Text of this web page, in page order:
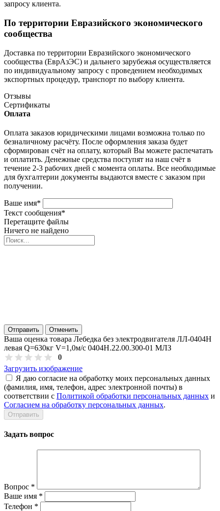
запросу клиента.
По территории Евразийского экономического
сообщества
Доставка по территории Евразийского экономического
сообщества (ЕврАзЭС) и дальнего зарубежья осуществляется
по индивидуальному запросу с проведением необходимых
экспортных процедур, транспорт по выбору клиента.
Отзывы
Сертификаты
Оплата
Оплата заказов юридическими лицами возможна только по
безналичному расчёту. После оформления заказа будет
сформирован счёт на оплату, который Вы можете распечатать
и оплатить. Денежные средства поступят на наш счёт в
течение 2-3 рабочих дней с момента оплаты. Все необходимые
для бухгалтерии документы выдаются вместе с заказом при
получении.
Ваше имя*
Текст сообщения*
Перетащите файлы
Ничего не найдено
Отправить Отменить
Ваша оценка товара Лебедка без электродвигателя ЛЛ-0404Н
левая Q=630кг V=1,0м/с 0404Н.22.00.300-01 МЛЗ
0
Загрузить изображение
Я даю согласие на обработку моих персональных данных
(фамилия, имя, телефон, адрес электронной почты) в
соответствии с Политикой обработки персональных данных и
Согласием на обработку персональных данных.
Задать вопрос
Вопрос *
Ваше имя *
Телефон *